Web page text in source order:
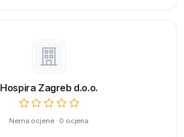
Hospira Zagreb d.o.o.
Nema ocjene · 0 ocjena